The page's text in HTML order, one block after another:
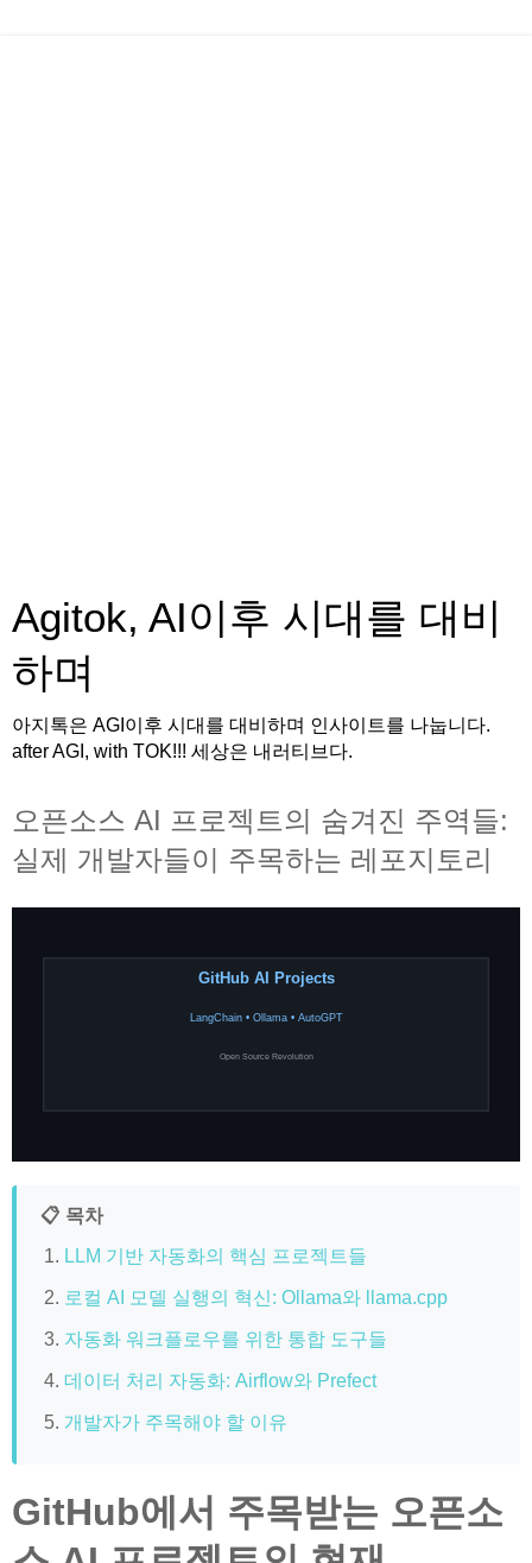
Agitok, AI이후 시대를 대비
하며
아지톡은 AGI이후 시대를 대비하며 인사이트를 나눕니다.
after AGI, with TOK!!! 세상은 내러티브다.
오픈소스 AI 프로젝트의 숨겨진 주역들:
실제 개발자들이 주목하는 레포지토리
GitHub AI Projects
LangChain • Ollama • AutoGPT
Open Source Revolution
📋 목차
LLM 기반 자동화의 핵심 프로젝트들
로컬 AI 모델 실행의 혁신: Ollama와 llama.cpp
자동화 워크플로우를 위한 통합 도구들
데이터 처리 자동화: Airflow와 Prefect
개발자가 주목해야 할 이유
GitHub에서 주목받는 오픈소